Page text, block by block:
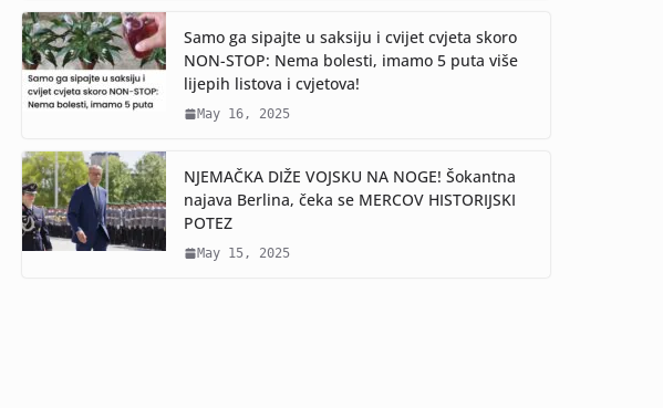
Samo ga sipajte u saksiju i cvijet cvjeta skoro
NON-STOP: Nema bolesti, imamo 5 puta više
lijepih listova i cvjetova!
May 16, 2025
NJEMAČKA DIŽE VOJSKU NA NOGE! Šokantna
najava Berlina, čeka se MERCOV HISTORIJSKI
POTEZ
May 15, 2025